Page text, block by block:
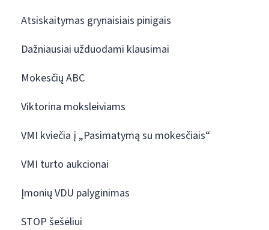
Atsiskaitymas grynaisiais pinigais
Dažniausiai užduodami klausimai
Mokesčių ABC
Viktorina moksleiviams
VMI kviečia į „Pasimatymą su mokesčiais“
VMI turto aukcionai
Įmonių VDU palyginimas
STOP šešėliui